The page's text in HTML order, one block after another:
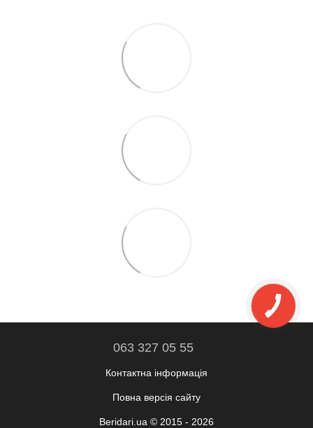
063 327 05 55
Контактна інформація
Повна версія сайту
Beridari.ua © 2015 - 2026